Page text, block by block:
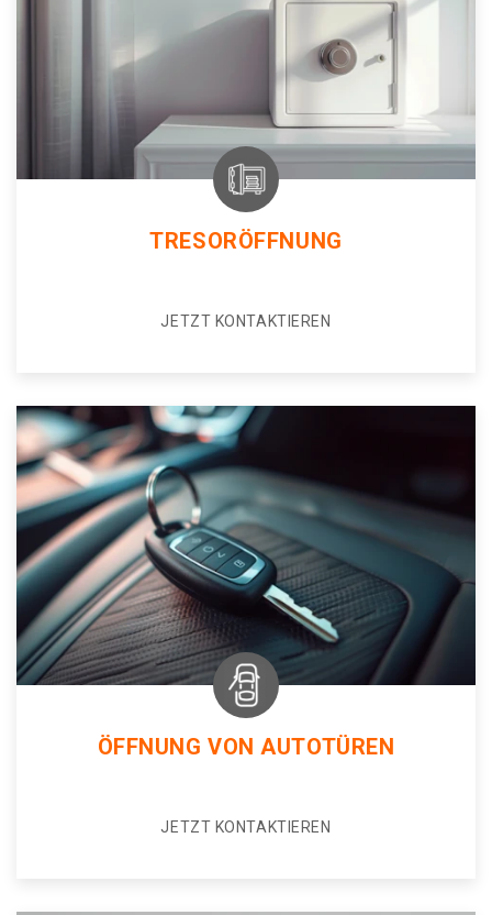
TRESORÖFFNUNG
JETZT KONTAKTIEREN
ÖFFNUNG VON AUTOTÜREN
JETZT KONTAKTIEREN